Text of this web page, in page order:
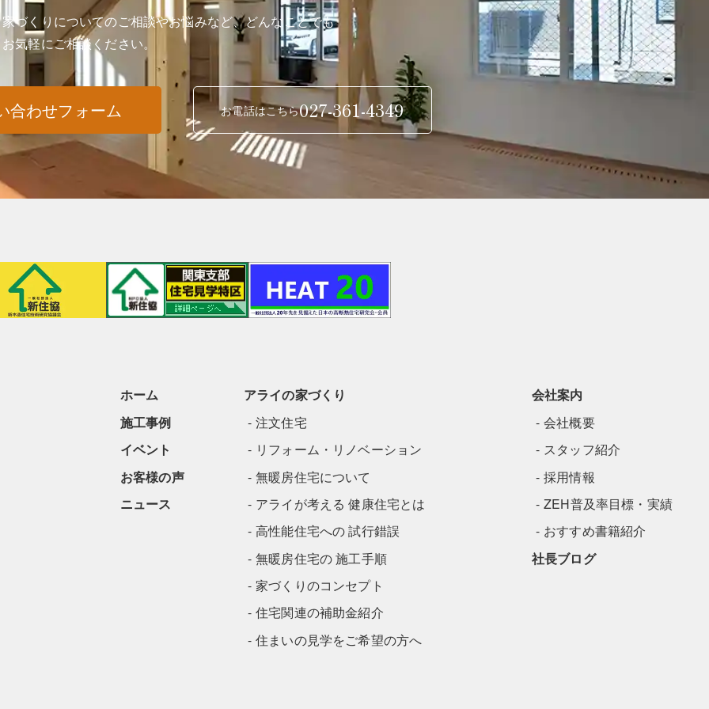
家づくりについてのご相談やお悩みなど、どんなことでも
お気軽にご相談ください。
合わせフォーム お電話はこちら027-361-4349
ホーム
アライの家づくり
注文住宅
リフォーム・リノベーション
無暖房住宅について
アライが考える 健康住宅とは
高性能住宅への 試行錯誤
無暖房住宅の 施工手順
家づくりのコンセプト
住宅関連の補助金紹介
住まいの見学をご希望の方へ
会社案内
会社概要
スタッフ紹介
採用情報
ZEH普及率目標・実績
おすすめ書籍紹介
施工事例
イベント
お客様の声
ニュース
社長ブログ